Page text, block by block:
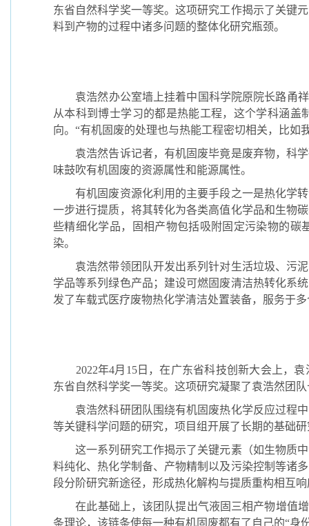
东省自然科学奖一等奖。这项研究工作揭示了关键
料到产物的过程中诸多问题的整体化研究瓶颈。
袁浩然办公室墙上挂着中国科学院原院长路甬祥
从本科到博士学习的都是热能工程，这个学科涵
向。“有机固废的处理也与热能工程密切相关，比
袁浩然告诉记者，有机固废毕竟是废弃物，科学
味鼓吹有机固废的资源属性和能源属性。
有机固废资源化利用的主要手段之一是热化学转
一步进行提质，将其转化为各类高值化学品和生物
些精细化学品，固相产物包括吸附固定污染物的
染。
袁浩然带领团队开发出系列针对生活垃圾、污泥
学品等系列绿色产品；建设可燃固废清洁热转化系
发了车载式医疗废物热化学清洁处置装备，服务于
2022年4月15日，在广东省科技创新大会上，袁
东省自然科学奖一等奖。这项研究凝聚了袁浩然团
袁浩然科研团队围绕有机固废热化学反应过程中
等关键科学问题的研究，项目组开展了长期的基础
这一系列研究工作揭示了关键元素（如生物质中
料纯化、热化学制备、产物精制以及污染控制等诸
段分阶研究新途径，形成热化解构与提质重构相互
在此基础上，该团队提出气液固三相产物增值
条理论，该链条使每一种有机固废都有了自己的“身